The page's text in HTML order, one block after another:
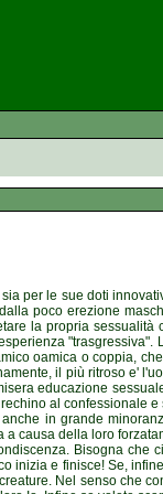
per le sue doti
poco erezione
la propria
oamica o coppia,
il più ritroso e'
educazione
al confessionale
in grande
causa della loro
Bisogna che
inizia e finisce! Se,
Nel senso che